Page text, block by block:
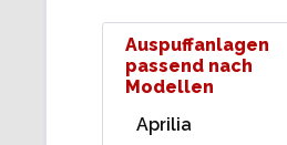
Auspuffanlagen
passend nach
Modellen
Aprilia